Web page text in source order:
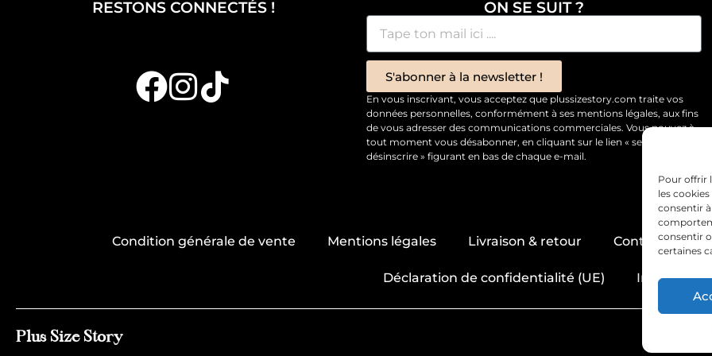
Pour offrir
les
consentir
consentir
certaines
RESTONS CONNECTÉS ! ON SE SUIT ?
S'abonner à la newsletter !
En vous inscrivant, vous acceptez que plussizestory.com traite vos
données personnelles, conformément à ses mentions légales, aux fins
de vous adresser des communications commerciales. Vous pouvez à
tout moment vous désabonner, en cliquant sur le lien « se
désinscrire » figurant en bas de chaque e-mail.
Condition générale de vente Mentions légales Livraison & retour Contact &
Déclaration de confidentialité (UE) Imprint
Plus Size Story